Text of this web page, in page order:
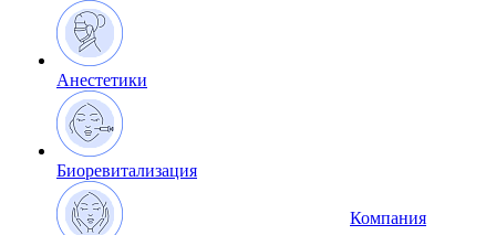
Анестетики
Биоревитализация
Компания